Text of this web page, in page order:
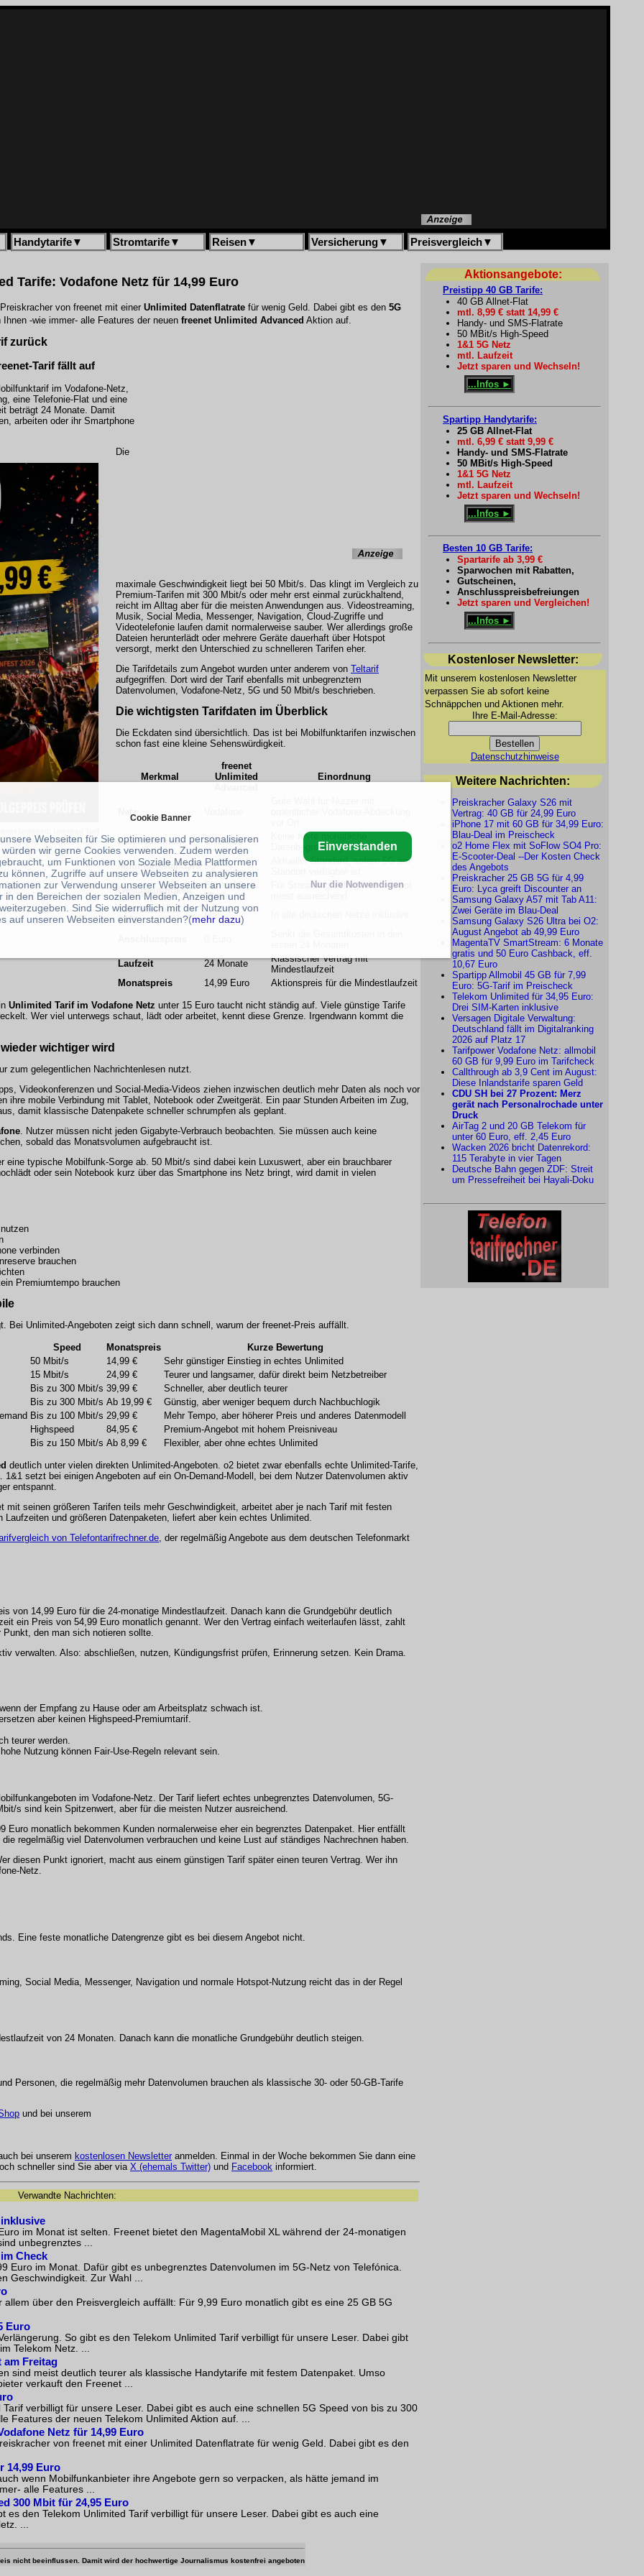
Handytarife▼ Stromtarife▼ Reisen▼ Versicherung▼ Preisvergleich▼
Tarife: Vodafone Netz für 14,99 Euro
von freenet mit einer Unlimited Datenflatrate für wenig Geld. Dabei gibt es den 5G
-wie immer- alle Features der neuen freenet Unlimited Advanced Aktion auf.
zurück
Tarif fällt auf
im Vodafone-Netz,
eine Telefonie-Flat und eine
beträgt 24 Monate. Damit
arbeiten oder ihr Smartphone
Euro -Bild: © Tarifrechner.de
Die
maximale Geschwindigkeit liegt bei 50 Mbit/s. Das klingt im Vergleich zu
Premium-Tarifen mit 300 Mbit/s oder mehr erst einmal zurückhaltend,
reicht im Alltag aber für die meisten Anwendungen aus. Videostreaming,
Musik, Social Media, Messenger, Navigation, Cloud-Zugriffe und
Videotelefonie laufen damit normalerweise sauber. Wer allerdings große
Dateien herunterlädt oder mehrere Geräte dauerhaft über Hotspot
versorgt, merkt den Unterschied zu schnelleren Tarifen eher.
Die Tarifdetails zum Angebot wurden unter anderem von Teltarif
aufgegriffen. Dort wird der Tarif ebenfalls mit unbegrenztem
Datenvolumen, Vodafone-Netz, 5G und 50 Mbit/s beschrieben.
Die wichtigsten Tarifdaten im Überblick
Die Eckdaten sind übersichtlich. Das ist bei Mobilfunktarifen inzwischen
schon fast eine kleine Sehenswürdigkeit.
Merkmal
freenet
Unlimited
Einordnung
Netz
Datenvolumen
Unlimited
Keine feste monatliche
Datenbegrenzung
Mobilfunkstandard 5G
Aktueller Standard, sofern 5G am
Geschwindigkeit
Bis zu 50
Mbit/s
Für Streaming, Alltag und Hotspot
Telefonie und
SMS
Flat
Laufzeit
24 Monate
Klassischer Vertrag mit
Mindestlaufzeit
Monatspreis
14,99 Euro Aktionspreis für die Mindestlaufzeit
Unlimited Tarif im Vodafone Netz unter 15 Euro taucht nicht ständig auf. Viele günstige Tarife
Wer viel unterwegs schaut, lädt oder arbeitet, kennt diese Grenze. Irgendwann kommt die
wichtiger wird
zum gelegentlichen Nachrichtenlesen nutzt.
Videokonferenzen und Social-Media-Videos ziehen inzwischen deutlich mehr Daten als noch vor
mobile Verbindung mit Tablet, Notebook oder Zweitgerät. Ein paar Stunden Arbeiten im Zug,
damit klassische Datenpakete schneller schrumpfen als geplant.
. Nutzer müssen nicht jeden Gigabyte-Verbrauch beobachten. Sie müssen auch keine
sobald das Monatsvolumen aufgebraucht ist.
typische Mobilfunk-Sorge ab. 50 Mbit/s sind dabei kein Luxuswert, aber ein brauchbarer
oder sein Notebook kurz über das Smartphone ins Netz bringt, wird damit in vielen
verbinden
brauchen
Premiumtempo brauchen
Bei Unlimited-Angeboten zeigt sich dann schnell, warum der freenet-Preis auffällt.
Speed Monatspreis
Kurze Bewertung
50 Mbit/s 14,99 €
Sehr günstiger Einstieg in echtes Unlimited
15 Mbit/s 24,99 €
Teurer und langsamer, dafür direkt beim Netzbetreiber
Bis zu 300 Mbit/s 39,99 €
Schneller, aber deutlich teurer
Bis zu 300 Mbit/s Ab 19,99 €
Günstig, aber weniger bequem durch Nachbuchlogik
Bis zu 100 Mbit/s 29,99 €
Mehr Tempo, aber höherer Preis und anderes Datenmodell
Highspeed 84,95 €
Premium-Angebot mit hohem Preisniveau
Bis zu 150 Mbit/s Ab 8,99 € Flexibler, aber ohne echtes Unlimited
deutlich unter vielen direkten Unlimited-Angeboten. o2 bietet zwar ebenfalls echte Unlimited-Tarife,
setzt bei einigen Angeboten auf ein On-Demand-Modell, bei dem Nutzer Datenvolumen aktiv
entspannt.
seinen größeren Tarifen teils mehr Geschwindigkeit, arbeitet aber je nach Tarif mit festen
und größeren Datenpaketen, liefert aber kein echtes Unlimited.
von Telefontarifrechner.de , der regelmäßig Angebote aus dem deutschen Telefonmarkt
von 14,99 Euro für die 24-monatige Mindestlaufzeit. Danach kann die Grundgebühr deutlich
ein Preis von 54,99 Euro monatlich genannt. Wer den Vertrag einfach weiterlaufen lässt, zahlt
den man sich notieren sollte.
verwalten. Also: abschließen, nutzen, Kündigungsfrist prüfen, Erinnerung setzen. Kein Drama.
der Empfang zu Hause oder am Arbeitsplatz schwach ist.
aber keinen Highspeed-Premiumtarif.
teurer werden.
Nutzung können Fair-Use-Regeln relevant sein.
im Vodafone-Netz. Der Tarif liefert echtes unbegrenztes Datenvolumen, 5G-
s sind kein Spitzenwert, aber für die meisten Nutzer ausreichend.
monatlich bekommen Kunden normalerweise eher ein begrenztes Datenpaket. Hier entfällt
regelmäßig viel Datenvolumen verbrauchen und keine Lust auf ständiges Nachrechnen haben.
diesen Punkt ignoriert, macht aus einem günstigen Tarif später einen teuren Vertrag. Wer ihn
Netz.
Eine feste monatliche Datengrenze gibt es bei diesem Angebot nicht.
Social Media, Messenger, Navigation und normale Hotspot-Nutzung reicht das in der Regel
von 24 Monaten. Danach kann die monatliche Grundgebühr deutlich steigen.
Personen, die regelmäßig mehr Datenvolumen brauchen als klassische 30- oder 50-GB-Tarife
und bei unserem
bei unserem kostenlosen Newsletter anmelden. Einmal in der Woche bekommen Sie dann eine
schneller sind Sie aber via X (ehemals Twitter) und Facebook informiert.
Verwandte Nachrichten:
im Monat ist selten. Freenet bietet den MagentaMobil XL während der 24-monatigen
unbegrenztes ...
Check
Euro im Monat. Dafür gibt es unbegrenztes Datenvolumen im 5G-Netz von Telefónica.
Geschwindigkeit. Zur Wahl ...
über den Preisvergleich auffällt: Für 9,99 Euro monatlich gibt es eine 25 GB 5G
Euro
So gibt es den Telekom Unlimited Tarif verbilligt für unsere Leser. Dabei gibt
Telekom Netz. ...
am Freitag
sind meist deutlich teurer als klassische Handytarife mit festem Datenpaket. Umso
verkauft den Freenet ...
verbilligt für unsere Leser. Dabei gibt es auch eine schnellen 5G Speed von bis zu 300
Features der neuen Telekom Unlimited Aktion auf. ...
Netz für 14,99 Euro
von freenet mit einer Unlimited Datenflatrate für wenig Geld. Dabei gibt es den
14,99 Euro
wenn Mobilfunkanbieter ihre Angebote gern so verpacken, als hätte jemand im
alle Features ...
300 Mbit für 24,95 Euro
es den Telekom Unlimited Tarif verbilligt für unsere Leser. Dabei gibt es auch eine
...
nicht beeinflussen. Damit wird der hochwertige Journalismus kostenfrei angeboten
Aktionsangebote:
Preistipp 40 GB Tarife:
40 GB Allnet-Flat
mtl. 8,99 € statt 14,99 €
Handy- und SMS-Flatrate
50 MBit/s High-Speed
1&1 5G Netz
mtl. Laufzeit
Jetzt sparen und Wechseln!
...Infos ►
Spartipp Handytarife:
25 GB Allnet-Flat
mtl. 6,99 € statt 9,99 €
Handy- und SMS-Flatrate
50 MBit/s High-Speed
1&1 5G Netz
mtl. Laufzeit
Jetzt sparen und Wechseln!
...Infos ►
Besten 10 GB Tarife:
Spartarife ab 3,99 €
Sparwochen mit Rabatten,
Gutscheinen,
Anschlusspreisbefreiungen
Jetzt sparen und Vergleichen!
...Infos ►
Kostenloser Newsletter:
Mit unserem kostenlosen Newsletter
verpassen Sie ab sofort keine
Schnäppchen und Aktionen mehr.
Ihre E-Mail-Adresse:
Datenschutzhinweise
Weitere Nachrichten:
Preiskracher Galaxy S26 mit
Vertrag: 40 GB für 24,99 Euro
iPhone 17 mit 60 GB für 34,99 Euro:
Blau-Deal im Preischeck
o2 Home Flex mit SoFlow SO4 Pro:
E-Scooter-Deal --Der Kosten Check
des Angebots
Preiskracher 25 GB 5G für 4,99
Euro: Lyca greift Discounter an
Samsung Galaxy A57 mit Tab A11:
Zwei Geräte im Blau-Deal
Samsung Galaxy S26 Ultra bei O2:
August Angebot ab 49,99 Euro
MagentaTV SmartStream: 6 Monate
gratis und 50 Euro Cashback, eff.
10,67 Euro
Spartipp Allmobil 45 GB für 7,99
Euro: 5G-Tarif im Preischeck
Telekom Unlimited für 34,95 Euro:
Drei SIM-Karten inklusive
Versagen Digitale Verwaltung:
Deutschland fällt im Digitalranking
2026 auf Platz 17
Tarifpower Vodafone Netz: allmobil
60 GB für 9,99 Euro im Tarifcheck
Callthrough ab 3,9 Cent im August:
Diese Inlandstarife sparen Geld
CDU SH bei 27 Prozent: Merz
gerät nach Personalrochade unter
Druck
AirTag 2 und 20 GB Telekom für
unter 60 Euro, eff. 2,45 Euro
Wacken 2026 bricht Datenrekord:
115 Terabyte in vier Tagen
Deutsche Bahn gegen ZDF: Streit
um Pressefreiheit bei Hayali-Doku
Cookie Banner
Webseiten für Sie optimieren und personalisieren
würden wir gerne Cookies verwenden. Zudem werden
um Funktionen von Soziale Media Plattformen
können, Zugriffe auf unsere Webseiten zu analysieren
zur Verwendung unserer Webseiten an unsere
in den Bereichen der sozialen Medien, Anzeigen und
Sind Sie widerruflich mit der Nutzung von
auf unseren Webseiten einverstanden?(mehr dazu)
Einverstanden
Nur die Notwendigen